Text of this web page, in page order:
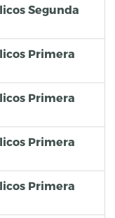
Segunda
Primera
Primera
Primera
Primera